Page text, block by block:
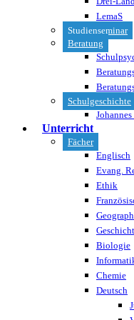
LemaS
Studienseminar
Beratung
Schulgeschichte
Unterricht
Fächer
Englisch
Evang.
Ethik
Biologie
Chemie
Deutsch